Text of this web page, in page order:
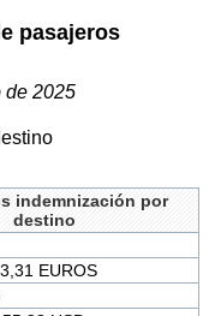
pasajeros
de 2025
indemnización por
destino
EUROS